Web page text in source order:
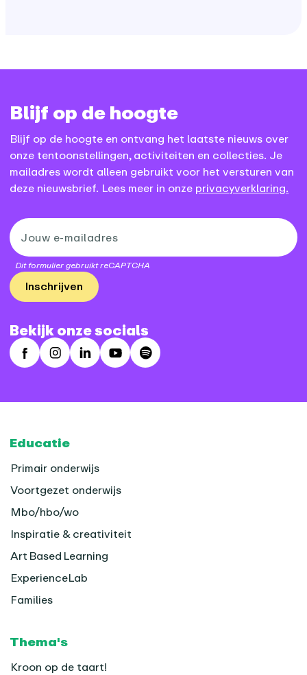
Blijf op de hoogte
Blijf op de hoogte en ontvang het laatste nieuws over
onze tentoonstellingen, activiteiten en collecties. Je
mailadres wordt alleen gebruikt voor het versturen van
deze nieuwsbrief. Lees meer in onze privacyverklaring.
Dit formulier gebruikt reCAPTCHA
Inschrijven
Bekijk onze socials
FacebookInstagram
LinkedInYoutubeSpotify
Footer
Educatie
Primair onderwijs
Voortgezet onderwijs
Mbo/hbo/wo
Inspiratie & creativiteit
Art Based Learning
ExperienceLab
Families
Thema's
Kroon op de taart!